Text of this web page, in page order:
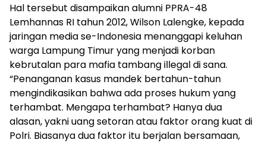
Hal tersebut disampaikan alumni PPRA-48
Lemhannas RI tahun 2012, Wilson Lalengke, kepada
jaringan media se-Indonesia menanggapi keluhan
warga Lampung Timur yang menjadi korban
kebrutalan para mafia tambang illegal di sana.
“Penanganan kasus mandek bertahun-tahun
mengindikasikan bahwa ada proses hukum yang
terhambat. Mengapa terhambat? Hanya dua
alasan, yakni uang setoran atau faktor orang kuat di
Polri. Biasanya dua faktor itu berjalan bersamaan,